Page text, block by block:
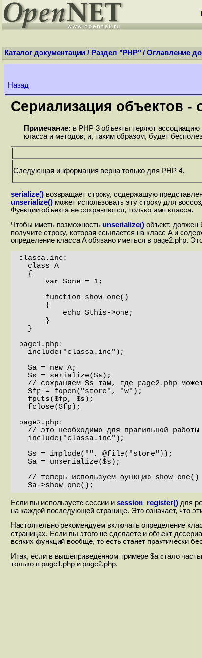
Каталог документации / Раздел "PHP" / Оглавление
Назад
Сериализация объектов -
Примечание: в PHP 3 объекты теряют
класса и методов, и, таким образом, будет
Следующая информация верна только для PHP 4.
serialize() возвращает строку, содержащую
unserialize() может использовать эту строку для
Функции объекта не сохраняются, только имя класса.
Чтобы иметь возможность unserialize() объект, должен
получите строку, которая ссылается на класс A и
определение класса A обязано иметься в page2.php.
classa.inc:
page1.php:
page2.php:
  $a->show_one();
Если вы используете сессии и session_register() для
на каждой последующей странице. Это означает, что
Настоятельно рекомендуем включать определение
страницах. Если вы этого не сделаете и объект
всяких функций вообще, то есть станет практически
Итак, если в вышеприведённом примере $a стало
только в page1.php и page2.php.